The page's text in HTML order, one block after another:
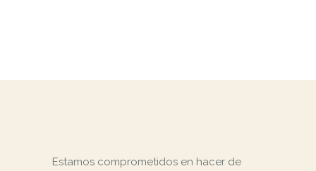
Estamos comprometidos en hacer de